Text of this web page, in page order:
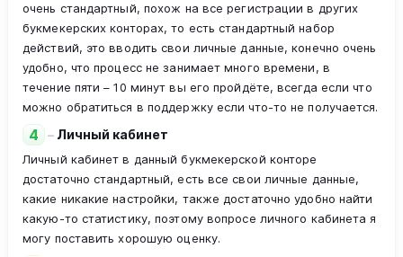
очень стандартный, похож на все регистрации в других
букмекерских конторах, то есть стандартный набор
действий, это вводить свои личные данные, конечно очень
удобно, что процесс не занимает много времени, в
течение пяти – 10 минут вы его пройдёте, всегда если что
можно обратиться в поддержку если что-то не получается.
4 – Личный кабинет
Личный кабинет в данный букмекерской конторе
достаточно стандартный, есть все свои личные данные,
какие никакие настройки, также достаточно удобно найти
какую-то статистику, поэтому вопросе личного кабинета я
могу поставить хорошую оценку.